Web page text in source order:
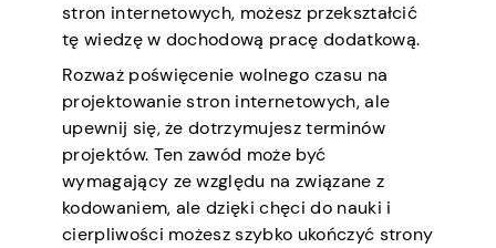
stron internetowych, możesz przekształcić
tę wiedzę w dochodową pracę dodatkową.
Rozważ poświęcenie wolnego czasu na
projektowanie stron internetowych, ale
upewnij się, że dotrzymujesz terminów
projektów. Ten zawód może być
wymagający ze względu na związane z
kodowaniem, ale dzięki chęci do nauki i
cierpliwości możesz szybko ukończyć strony